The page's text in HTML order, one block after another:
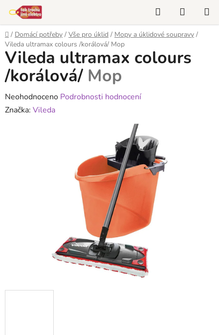
obsah
Hledat
KOŠÍK
Domů
/ Domácí potřeby / Vše pro úklid / Mopy a úklidové soupravy /
Vileda ultramax colours /korálová/ Mop
Vileda ultramax colours
/korálová/ Mop
Průměrné
hodnocení
Neohodnoceno Podrobnosti hodnocení
Značka: Vileda